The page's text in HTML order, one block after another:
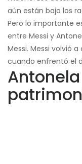
aún están bajo los
Pero lo importante
entre Messi y
Messi. Messi volvió
cuando enfrentó el
Antonela